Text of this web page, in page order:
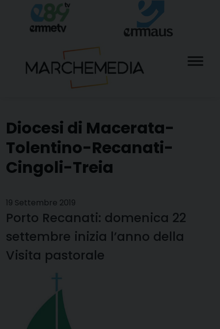
content
Diocesi di Macerata-
Tolentino-Recanati-
Cingoli-Treia
19 Settembre 2019
Porto Recanati: domenica 22
settembre inizia l’anno della
Visita pastorale